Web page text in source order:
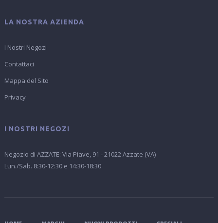
LA NOSTRA AZIENDA
I Nostri Negozi
Contattaci
Mappa del Sito
Privacy
I NOSTRI NEGOZI
Negozio di AZZATE: Via Piave, 91 - 21022 Azzate (VA)
Lun./Sab. 8:30-12:30 e 14:30-18:30